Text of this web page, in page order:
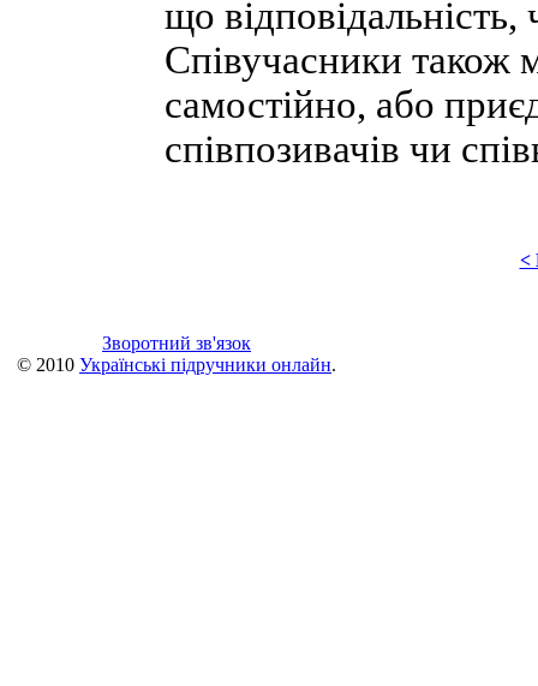
що
Співучасники також
самостійно, або
співпозивачів чи
<
Зворотний зв'язок
© 2010 Українські підручники онлайн.